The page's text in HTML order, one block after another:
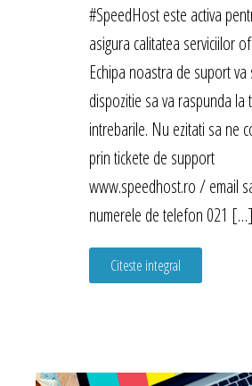
#SpeedHost este activa
asigura calitatea serviciilor
Echipa noastra de suport va
dispozitie sa va raspunda la
intrebarile. Nu ezitati sa ne
prin tickete de support
www.speedhost.ro / email
numerele de telefon 021 […]
Citeste integral